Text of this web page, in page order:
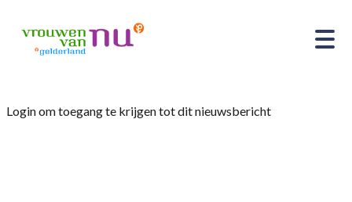
Login om toegang te krijgen tot dit nieuwsbericht